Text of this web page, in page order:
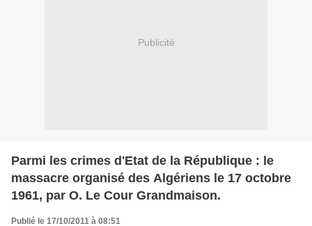
Publicité
Parmi les crimes d'Etat de la République : le
massacre organisé des Algériens le 17 octobre
1961, par O. Le Cour Grandmaison.
Publié le 17/10/2011 à 08:51